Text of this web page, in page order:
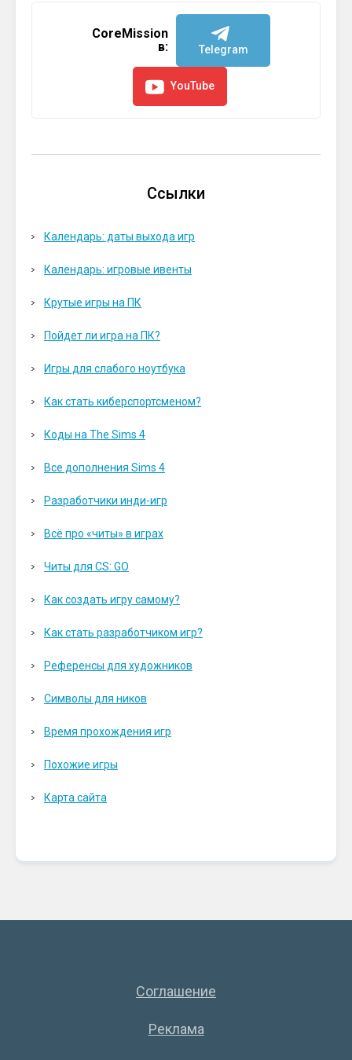
CoreMission
в:
Telegram
YouTube
Ссылки
Календарь: даты выхода игр
Календарь: игровые ивенты
Крутые игры на ПК
Пойдет ли игра на ПК?
Игры для слабого ноутбука
Как стать киберспортсменом?
Коды на The Sims 4
Все дополнения Sims 4
Разработчики инди-игр
Всё про «читы» в играх
Читы для CS: GO
Как создать игру самому?
Как стать разработчиком игр?
Референсы для художников
Символы для ников
Время прохождения игр
Похожие игры
Карта сайта
Соглашение
Реклама